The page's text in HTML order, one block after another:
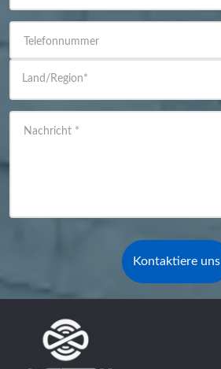
Telefonnummer
Land/Region*
Nachricht *
Kontaktiere uns